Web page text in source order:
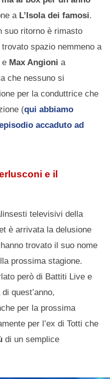
a L’Isola dei famosi.
suo ritorno è rimasto
spazio nemmeno a
e Max Angioni a
che nessuno si
per la conduttrice che
(qui abbiamo
accaduto ad
e il
televisivi della
è arrivata la delusione
trovato il suo nome
prossima stagione.
però di Battiti Live e
quest’anno,
per la prossima
per l’ex di Totti che
di un semplice